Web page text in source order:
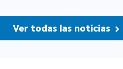
Ver todas las noticias